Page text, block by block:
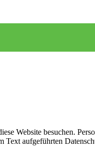
Website besuchen.
Text aufgeführten